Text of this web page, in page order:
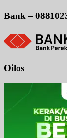
Bank –
Oilos